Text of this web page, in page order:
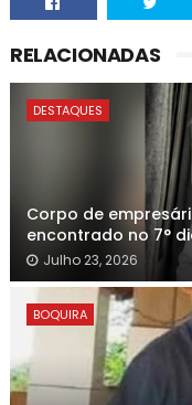
RELACIONADAS
DESTAQUES
Corpo de
encontrado no 7°
Julho 23, 2026
BOQUIRA